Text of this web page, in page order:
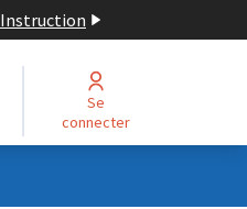
Instruction
Se
connecter